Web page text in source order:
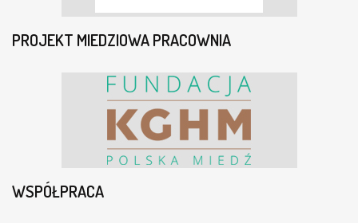
PROJEKT MIEDZIOWA PRACOWNIA
WSPÓŁPRACA